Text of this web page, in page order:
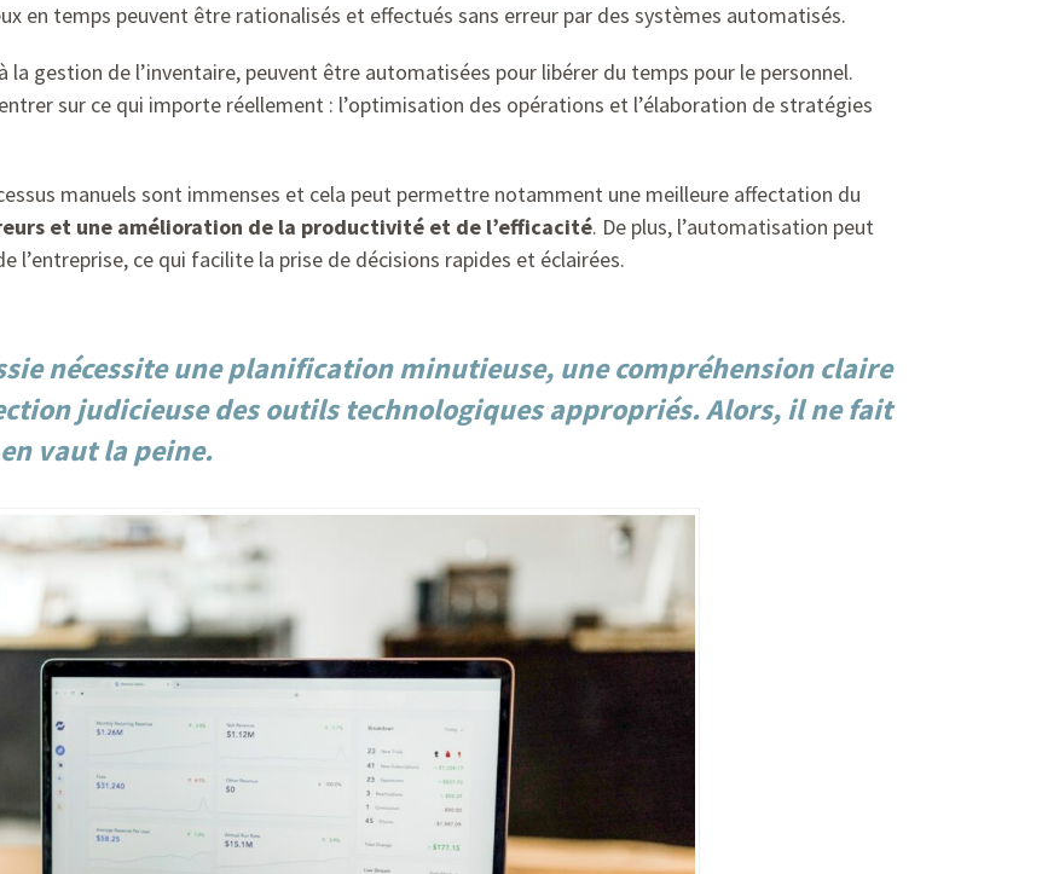
en temps peuvent être rationalisés et effectués sans erreur par des systèmes automatisés.
la gestion de l’inventaire, peuvent être automatisées pour libérer du temps pour le personnel.
sur ce qui importe réellement : l’optimisation des opérations et l’élaboration de stratégies
manuels sont immenses et cela peut permettre notamment une meilleure affectation du
et une amélioration de la productivité et de l’efficacité. De plus, l’automatisation peut
l’entreprise, ce qui facilite la prise de décisions rapides et éclairées.
nécessite une planification minutieuse, une compréhension claire
judicieuse des outils technologiques appropriés. Alors, il ne fait
vaut la peine.